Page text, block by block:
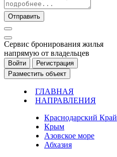
Отправить
Cервис бронирования жилья
напрямую от владельцев
Войти
Регистрация
Разместить объект
ГЛАВНАЯ
НАПРАВЛЕНИЯ
Краснодарский Край
Крым
Азовское море
Абхазия